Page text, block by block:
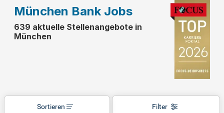
München Bank Jobs
639 aktuelle Stellenangebote in
München
Filter
Sortieren